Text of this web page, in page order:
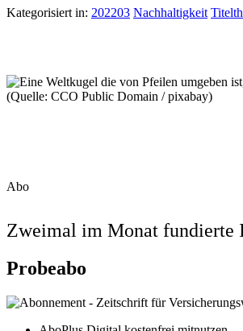
Kategorisiert in: 202203 Nachhaltigkeit
(Quelle: CCO Public Domain / pixabay)
Abo
Zweimal im Monat fundierte
Probeabo